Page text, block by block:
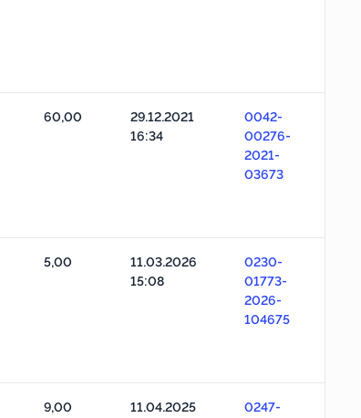
60,00
29.12.2021
16:34
0042-
00276-
2021-
03673
5,00
11.03.2026
15:08
0230-
01773-
2026-
104675
9,00
11.04.2025
0247-